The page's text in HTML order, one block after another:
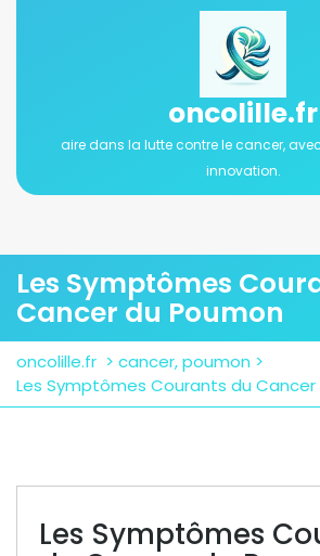
oncolille.fr
aire dans la lutte contre le cancer,
innovation.
Les Symptômes
Cancer du Poumon
oncolille.fr > cancer,poumon >
Les Symptômes Courants du Cancer
Les Symptômes